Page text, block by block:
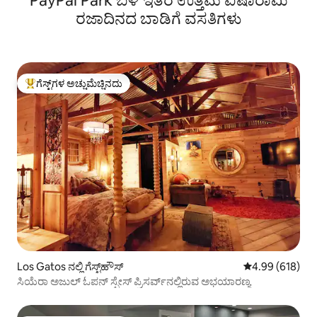
ರಜಾದಿನದ ಬಾಡಿಗೆ ವಸತಿಗಳು
ಗೆಸ್ಟ್‌ಗಳಿಗೆ ಅತಿ ಹೆಚ್ಚು ಅಚ್ಚುಮೆಚ್ಚಿನದು
ಗೆಸ್ಟ್‌ಗಳ ಅಚ್ಚುಮೆಚ್ಚಿನದು
Los Gatos ನಲ್ಲಿ ಗೆಸ್ಟ್‌ಹೌಸ್ 5 ರಲ್ಲಿ 4.99
4.99 (618)
ಸಿಯೆರಾ ಅಜುಲ್ ಓಪನ್ ಸ್ಪೇಸ್ ಪ್ರಿಸರ್ವ್‌ನಲ್ಲಿರುವ ಅಭಯಾರಣ್ಯ